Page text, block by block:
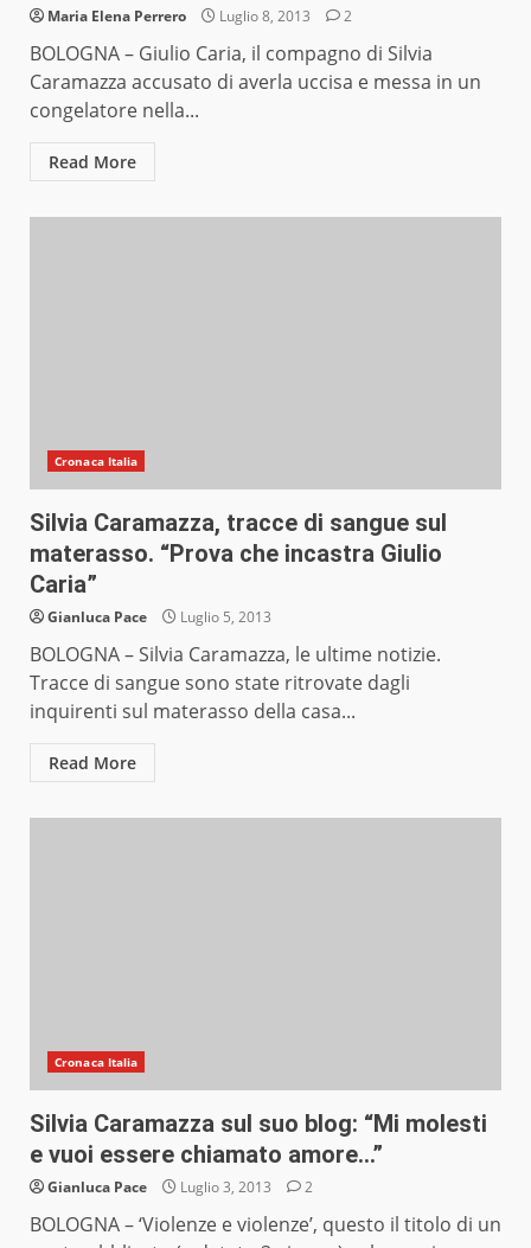
Maria Elena Perrero Luglio 8, 2013 2
BOLOGNA – Giulio Caria, il compagno di Silvia
Caramazza accusato di averla uccisa e messa in un
congelatore nella...
Read More
Cronaca Italia
Silvia Caramazza, tracce di sangue sul
materasso. “Prova che incastra Giulio
Caria”
Gianluca Pace Luglio 5, 2013
BOLOGNA – Silvia Caramazza, le ultime notizie.
Tracce di sangue sono state ritrovate dagli
inquirenti sul materasso della casa...
Read More
Cronaca Italia
Silvia Caramazza sul suo blog: “Mi molesti
e vuoi essere chiamato amore…”
Gianluca Pace Luglio 3, 2013 2
BOLOGNA – ‘Violenze e violenze’, questo il titolo di un